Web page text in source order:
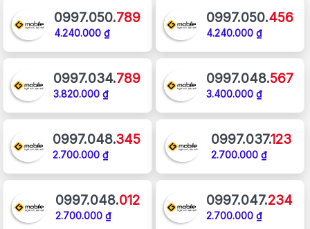
0997.050.789
4.240.000 ₫
0997.050.456
4.240.000 ₫
0997.034.789
3.820.000 ₫
0997.048.567
3.400.000 ₫
0997.048.345
2.700.000 ₫
0997.037.123
2.700.000 ₫
0997.048.012
2.700.000 ₫
0997.047.234
2.700.000 ₫